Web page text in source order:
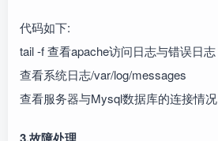
代码如下:
tail -f 查看apache访问日志与错误日志
查看系统日志/var/log/messages
查看服务器与Mysql数据库的连接情况